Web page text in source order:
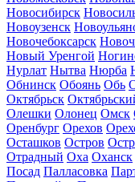
Новосибирск
Новоузенск
Новочебоксарск
Новый Уренгой
Нурлат Нытва Нюрба
Обнинск Обоянь Обь
Октябрьск
Олешки Олонец Омск
Оренбург Орехов
Осташков Остров
Отрадный Оха Оханск
Посад Палласовка